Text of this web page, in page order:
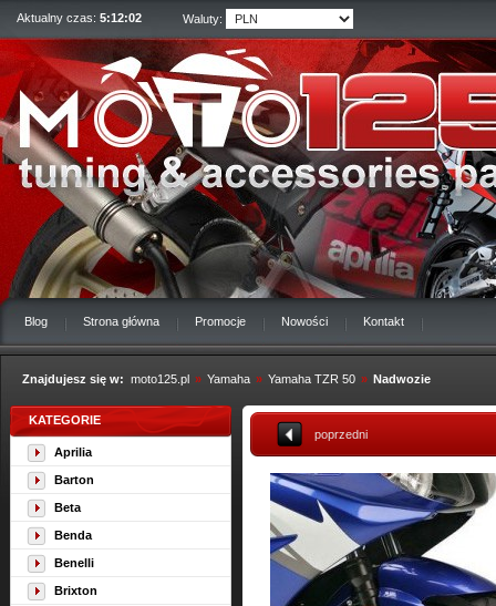
Aktualny czas: 5:12:03 Waluty:
Blog Strona główna Promocje Nowości Kontakt
Znajdujesz się w: moto125.pl » Yamaha » Yamaha TZR 50 » Nadwozie
KATEGORIE
Aprilia
Barton
Beta
Benda
Benelli
Brixton
poprzedni